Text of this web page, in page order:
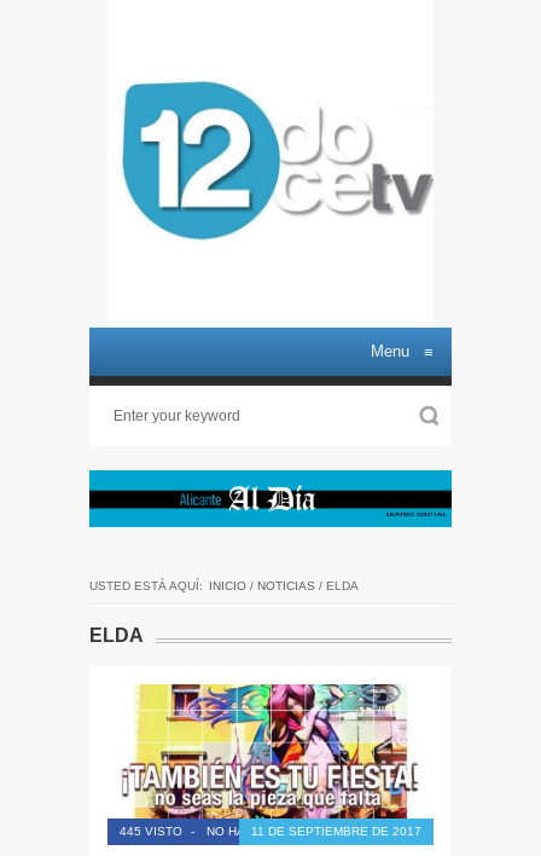
Menu ≡
USTED ESTÁ AQUÍ: INICIO / NOTICIAS / ELDA
ELDA
445 VISTO - NO HAY COMENTARIOS
11 DE SEPTIEMBRE DE 2017